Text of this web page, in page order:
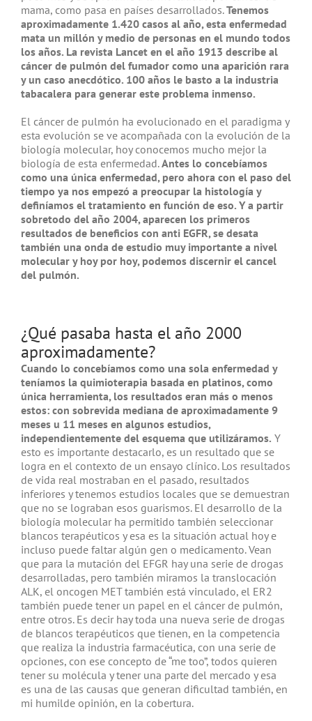
mama, como pasa en países desarrollados.Tenemos
aproximadamente 1.420 casos al año, esta enfermedad
mata un millón y medio de personas en el mundo todos
los años. La revista Lancet en el año 1913 describe al
cáncer de pulmón del fumador como una aparición rara
y un caso anecdótico. 100 años le basto a la industria
tabacalera para generar este problema inmenso.
El cáncer de pulmón ha evolucionado en el paradigma y
esta evolución se ve acompañada con la evolución de la
biología molecular, hoy conocemos mucho mejor la
biología de esta enfermedad.Antes lo concebíamos
como una única enfermedad, pero ahora con el paso del
tiempo ya nos empezó a preocupar la histología y
definíamos el tratamiento en función de eso. Y a partir
sobretodo del año 2004, aparecen los primeros
resultados de beneficios con anti EGFR, se desata
también una onda de estudio muy importante a nivel
molecular y hoy por hoy, podemos discernir el cancel
del pulmón.
¿Qué pasaba hasta el año 2000
aproximadamente?
Cuando lo concebíamos como una sola enfermedad y
teníamos la quimioterapia basada en platinos, como
única herramienta, los resultados eran más o menos
estos: con sobrevida mediana de aproximadamente 9
meses u 11 meses en algunos estudios,
independientemente del esquema que utilizáramos. Y
esto es importante destacarlo, es un resultado que se
logra en el contexto de un ensayo clínico. Los resultados
de vida real mostraban en el pasado, resultados
inferiores y tenemos estudios locales que se demuestran
que no se lograban esos guarismos. El desarrollo de la
biología molecular ha permitido también seleccionar
blancos terapéuticos y esa es la situación actual hoy e
incluso puede faltar algún gen o medicamento. Vean
que para la mutación del EFGR hay una serie de drogas
desarrolladas, pero también miramos la translocación
ALK, el oncogen MET también está vinculado, el ER2
también puede tener un papel en el cáncer de pulmón,
entre otros. Es decir hay toda una nueva serie de drogas
de blancos terapéuticos que tienen, en la competencia
que realiza la industria farmacéutica, con una serie de
opciones, con ese concepto de “me too”, todos quieren
tener su molécula y tener una parte del mercado y esa
es una de las causas que generan dificultad también, en
mi humilde opinión, en la cobertura.